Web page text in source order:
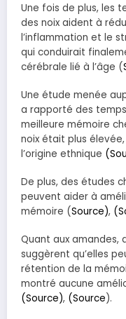
Une fois de plus, les
des noix aident à
l’inflammation et le
qui conduirait
cérébrale lié à l’âge (
Une étude menée
a rapporté des
meilleure mémoire
noix était plus
l’origine ethnique
De plus, des études
peuvent aider à
mémoire (Source),
Quant aux amandes,
suggèrent qu’elles
rétention de la
montré aucune
(Source), (Source).